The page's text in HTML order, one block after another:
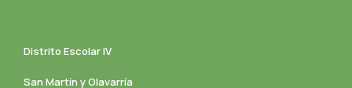
Distrito Escolar IV
San Martín y Olavarría